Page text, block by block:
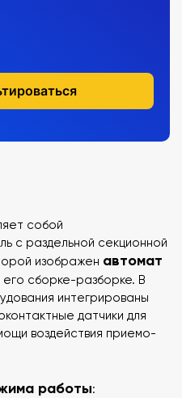
собой
с раздельной секционной
изображен автомат
его сборке-разборке. В
интегрированы
датчики для
воздействия приемо-
работы: